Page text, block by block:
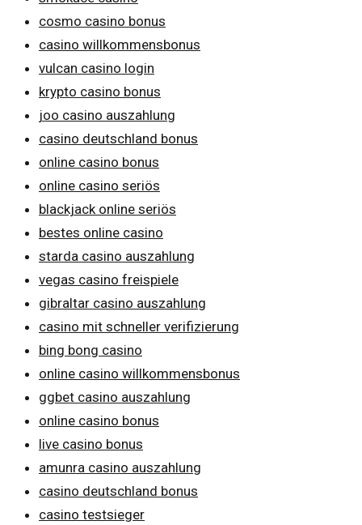
cosmo casino bonus
casino willkommensbonus
vulcan casino login
krypto casino bonus
joo casino auszahlung
casino deutschland bonus
online casino bonus
online casino seriös
blackjack online seriös
bestes online casino
starda casino auszahlung
vegas casino freispiele
gibraltar casino auszahlung
casino mit schneller verifizierung
bing bong casino
online casino willkommensbonus
ggbet casino auszahlung
online casino bonus
live casino bonus
amunra casino auszahlung
casino deutschland bonus
casino testsieger